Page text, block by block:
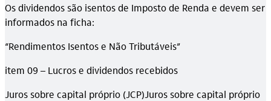
Os dividendos são isentos de Imposto de Renda e devem ser
informados na ficha:
“Rendimentos Isentos e Não Tributáveis”
item 09 – Lucros e dividendos recebidos
Juros sobre capital próprio (JCP)Juros sobre capital próprio